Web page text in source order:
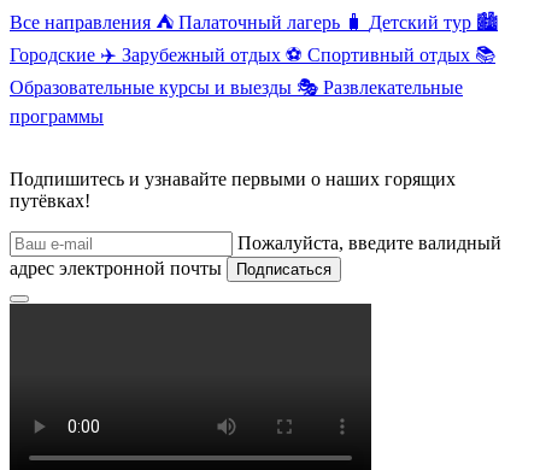
Все направления ⛺ Палаточный лагерь 🧳 Детский тур 🏙️
Городские ✈️ Зарубежный отдых ⚽ Спортивный отдых 📚
Образовательные курсы и выезды 🎭 Развлекательные
программы
Подпишитесь и узнавайте первыми о наших горящих
путёвках!
Пожалуйста, введите валидный
адрес электронной почты
Подписаться